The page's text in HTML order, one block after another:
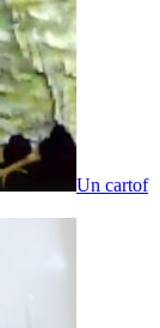
Un cartof